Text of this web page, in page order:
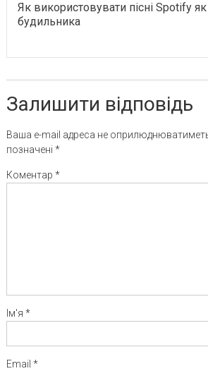
Як використовувати пісні Spotify
будильника
Залишити відповідь
Ваша e-mail адреса не
позначені *
Коментар *
Ім'я *
Email *